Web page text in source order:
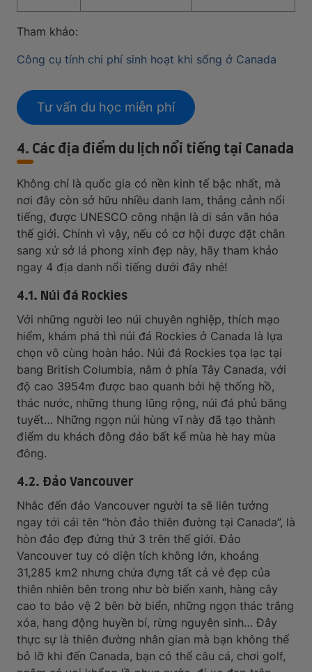
Tham khảo:
Công cụ tính chi phí sinh hoạt khi sống ở Canada
Tư vấn du học miễn phí
4. Các địa điểm du lịch nổi tiếng tại Canada
Không chỉ là quốc gia có nền kinh tế bậc nhất, mà
nơi đây còn sở hữu nhiều danh lam, thắng cảnh nổi
tiếng, được UNESCO công nhận là di sản văn hóa
thế giới. Chính vì vậy, nếu có cơ hội được đặt chân
sang xứ sở lá phong xinh đẹp này, hãy tham khảo
ngay 4 địa danh nổi tiếng dưới đây nhé!
4.1. Núi đá Rockies
Với những người leo núi chuyên nghiệp, thích mạo
hiểm, khám phá thì núi đá Rockies ở Canada là lựa
chọn vô cùng hoàn hảo. Núi đá Rockies tọa lạc tại
bang British Columbia, nằm ở phía Tây Canada, với
độ cao 3954m được bao quanh bởi hệ thống hồ,
thác nước, những thung lũng rộng, núi đá phủ băng
tuyết… Những ngọn núi hùng vĩ này đã tạo thành
điểm du khách đông đảo bất kể mùa hè hay mùa
đông.
4.2. Đảo Vancouver
Nhắc đến đảo Vancouver người ta sẽ liên tưởng
ngay tới cái tên “hòn đảo thiên đường tại Canada”, là
hòn đảo đẹp đứng thứ 3 trên thế giới. Đảo
Vancouver tuy có diện tích không lớn, khoảng
31,285 km2 nhưng chứa đựng tất cả vẻ đẹp của
thiên nhiên bên trong như bờ biển xanh, hàng cây
cao to bảo vệ 2 bên bờ biển, những ngọn thác trắng
xóa, hang động huyền bí, rừng nguyên sinh… Đây
thực sự là thiên đường nhân gian mà bạn không thể
bỏ lỡ khi đến Canada, bạn có thể câu cá, chơi golf,